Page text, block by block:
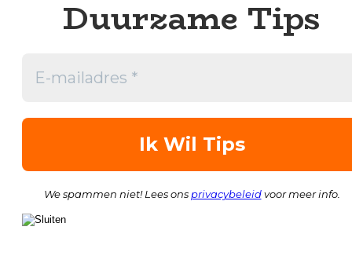
Duurzame Tips
We spammen niet! Lees ons privacybeleidvoor meer info.